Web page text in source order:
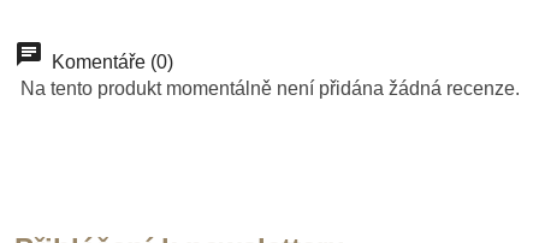
Do školy
Doporučené
Do školy
Do školy
Do školy
Do školy
Do školy
Komentáře (0)
Na tento produkt momentálně není přidána žádná recenze.